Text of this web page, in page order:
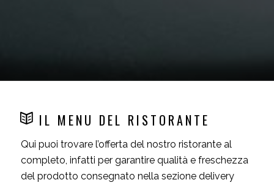
IL MENU DEL RISTORANTE
Qui puoi trovare l’offerta del nostro ristorante al
completo, infatti per garantire qualità e freschezza
del prodotto consegnato nella sezione delivery